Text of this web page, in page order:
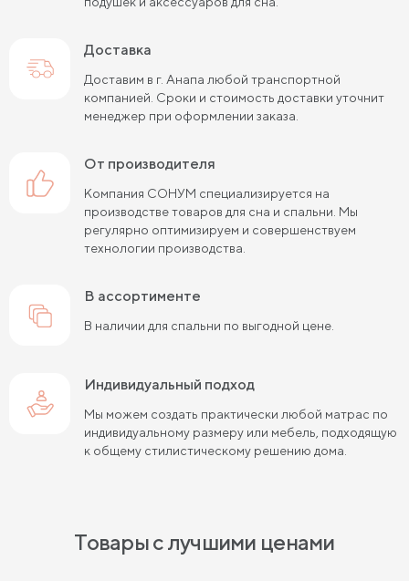
Доставка
Доставим в г. Анапа любой транспортной
компанией. Сроки и стоимость доставки уточнит
менеджер при оформлении заказа.
от производителя
Компания СОНУМ специализируется на
производстве товаров для сна и спальни. Мы
регулярно оптимизируем и совершенствуем
технологии производства.
в ассортименте
В наличии для спальни по выгодной цене.
Индивидуальный подход
Мы можем создать практически любой матрас по
индивидуальному размеру или мебель, подходящую
к общему стилистическому решению дома.
Товары с лучшими ценами